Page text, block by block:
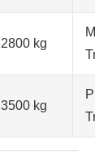
2800 kg
3500 kg